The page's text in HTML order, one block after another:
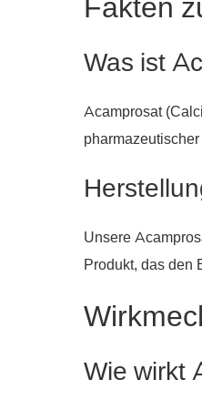
Was ist
Acamprosat
Unsere
Produkt, das den
Wie wirkt